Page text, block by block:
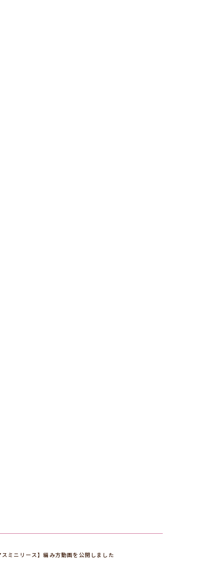
スミニリース】編み方動画を公開しました